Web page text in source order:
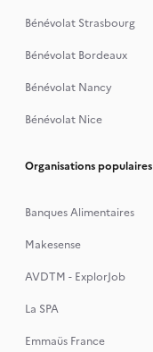
Bénévolat Strasbourg
Bénévolat Bordeaux
Bénévolat Nancy
Bénévolat Nice
Organisations populaires
Banques Alimentaires
Makesense
AVDTM - ExplorJob
La SPA
Emmaüs France